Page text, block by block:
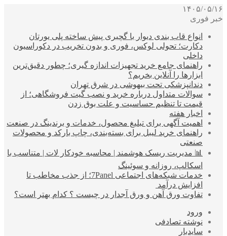
۱۴۰۵/۰۵/۱۶
خبر فوری
انواع قاب بندی دیوار با گچبری پیش ساخته پلی یورتان
دکارت؛ تحولی لوکس، فوری و بدون تخریب در دکوراسیون
داخلی
راهنمای جامع خرید تجهیزات اندازه گیری؛ چطور دقیق‌ترین
ابزارها را آنلاین بخریم؟
دندانپزشکی تحت بیهوشی در شرق تهران
سوالات متداول درباره خرید و نصب گیت فروشگاهی؛ از
قیمت تا تنظیم حساسیت و علت بوق زدن
اخبار هفته
اهمیت آگهی برای تبلیغ محصول، خدمات و برندینگ در صنعت
راهنمای خرید لیبل برای بسته‌بندی، چاپ بارکد و محصولات
صنعتی
📊 مدیریت ریسک هوشمند | محاسبه خودکار لات | متناسب با
اسکالپ، روزانه و سوئینگ
خدمات شبکه‌های اجتماعی 7Panel؛ از جذب مخاطب تا
افزایش درآمد
تفاوت ورق آهن و ورق آجدار در چیست ؟ کدام بهتر است؟
ورود
نوشته تصادفی
سایدبار